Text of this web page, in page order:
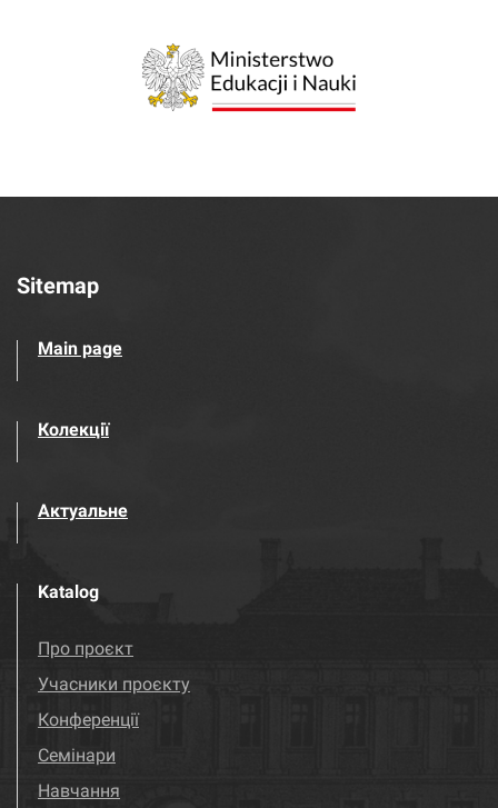
Sitemap
Main page
Колекції
Актуальне
Katalog
Про проєкт
Учасники проєкту
Конференції
Семінари
Навчання